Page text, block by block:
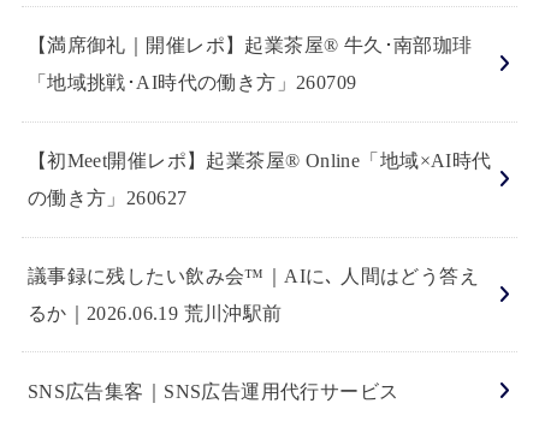
【満席御礼｜開催レポ】起業茶屋® 牛久･南部珈琲
「地域挑戦･AI時代の働き方」260709
【初Meet開催レポ】起業茶屋® Online「地域×AI時代
の働き方」260627
議事録に残したい飲み会™｜AIに､ 人間はどう答え
るか｜2026.06.19 荒川沖駅前
SNS広告集客｜SNS広告運用代行サービス